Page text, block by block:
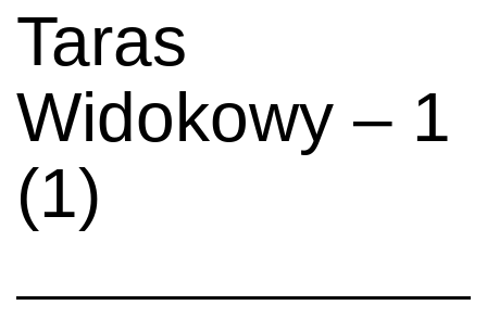
Taras
Widokowy – 1
(1)